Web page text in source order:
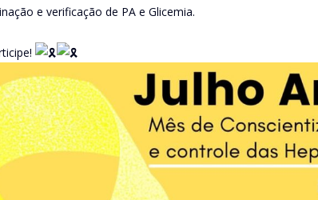
e verificação de PA e Glicemia.